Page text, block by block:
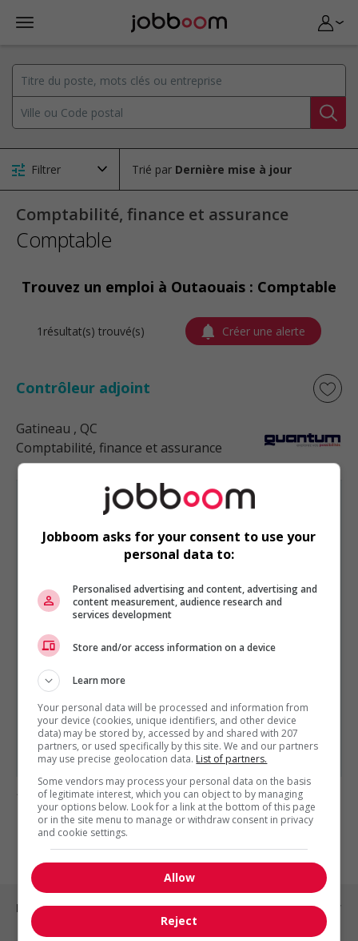
Filtrer Trié par
Comptabilité, finance et assurance
Comptable
Trouvez un emploi à Outaouais : Comptable
1résultat(s) trouvé(s) Créer une alerte
Contrôleur adjoint
Gatineau , QC
Comptabilité, finance et assurance
COMPTABILITÉ, FINANCE ET ASSURANCE
Services de Gestion Quantum Ltée
Montréal,
Québec
Senior accounts payable associate / associé(e)...
Contrôleur financier - lachine - horaire flexible
Analyste des coûts – montréal-est – hybride –...
Contrôleur adjoint – montréal-est – hybride –...
Analyste financier commercial / commercial...
Comptable principal(e) – revenus – hybride – 2...
1 - 1 de 1 résultats
Emplois par ville
Jobboom asks for your consent to use your
personal data to:
Personalised advertising and content, advertising and
content measurement, audience research and
services development
Store and/or access information on a device
Learn more
Your personal data will be processed and information from
your device (cookies, unique identifiers, and other device
data) may be stored by, accessed by and shared with 207
partners, or used specifically by this site. We and our partners
may use precise geolocation data. List of partners.
Some vendors may process your personal data on the basis
of legitimate interest, which you can object to by managing
your options below. Look for a link at the bottom of this page
or in the site menu to manage or withdraw consent in privacy
and cookie settings.
Allow
Reject